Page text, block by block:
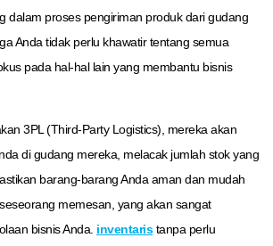
dalam proses pengiriman produk dari gudang
Anda tidak perlu khawatir tentang semua
pada hal-hal lain yang membantu bisnis
3PL (Third-Party Logistics), mereka akan
di gudang mereka, melacak jumlah stok yang
barang-barang Anda aman dan mudah
memesan, yang akan sangat
bisnis Anda. inventaristanpa perlu